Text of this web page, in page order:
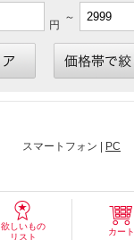
円
～
スマートフォン | PC
欲しいもの
リスト
カート